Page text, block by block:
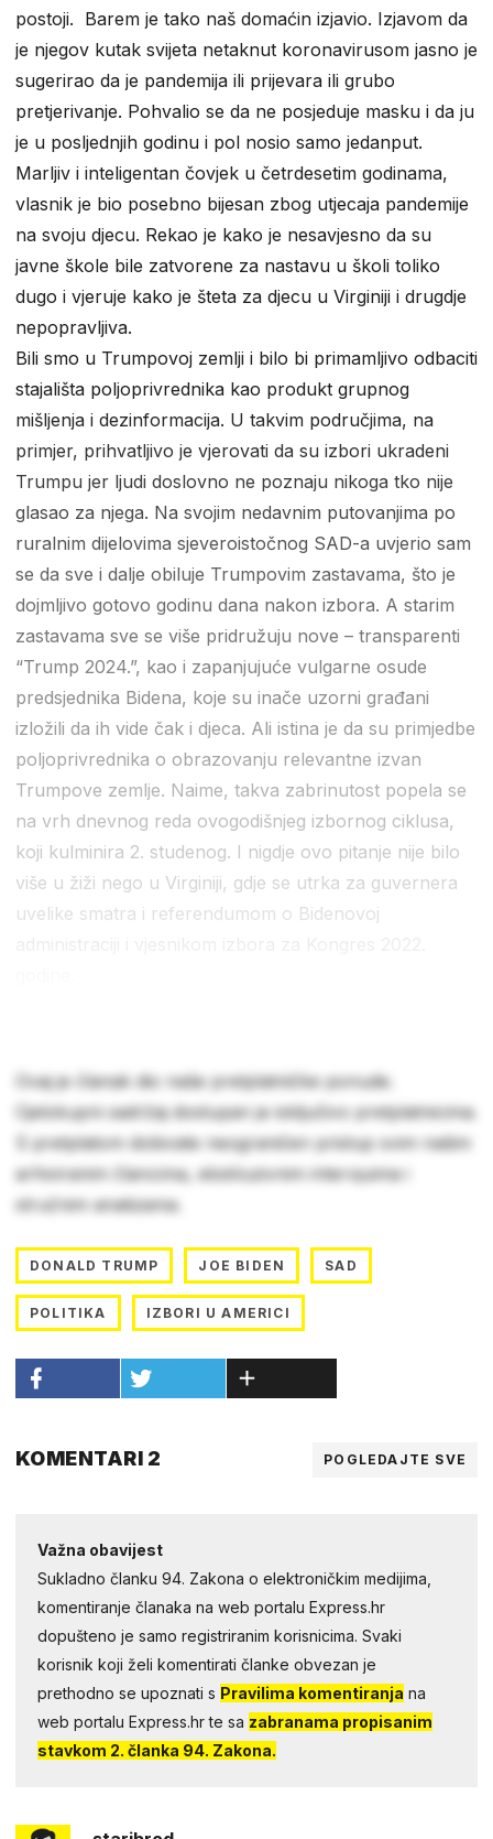
postoji. Barem je tako naš domaćin izjavio. Izjavom da
je njegov kutak svijeta netaknut koronavirusom jasno je
sugerirao da je pandemija ili prijevara ili grubo
pretjerivanje. Pohvalio se da ne posjeduje masku i da ju
je u posljednjih godinu i pol nosio samo jedanput.
Marljiv i inteligentan čovjek u četrdesetim godinama,
vlasnik je bio posebno bijesan zbog utjecaja pandemije
na svoju djecu. Rekao je kako je nesavjesno da su
javne škole bile zatvorene za nastavu u školi toliko
dugo i vjeruje kako je šteta za djecu u Virginiji i drugdje
nepopravljiva.
Bili smo u Trumpovoj zemlji i bilo bi primamljivo odbaciti
stajališta poljoprivrednika kao produkt grupnog
mišljenja i dezinformacija. U takvim područjima, na
primjer, prihvatljivo je vjerovati da su izbori ukradeni
Trumpu jer ljudi doslovno ne poznaju nikoga tko nije
glasao za njega. Na svojim nedavnim putovanjima po
ruralnim dijelovima sjeveroistočnog SAD-a uvjerio sam
se da sve i dalje obiluje Trumpovim zastavama, što je
dojmljivo gotovo godinu dana nakon izbora. A starim
zastavama sve se više pridružuju nove – transparenti
“Trump 2024.”, kao i zapanjujuće vulgarne osude
predsjednika Bidena, koje su inače uzorni građani
izložili da ih vide čak i djeca. Ali istina je da su primjedbe
poljoprivrednika o obrazovanju relevantne izvan
Trumpove zemlje. Naime, takva zabrinutost popela se
na vrh dnevnog reda ovogodišnjeg izbornog ciklusa,
koji kulminira 2. studenog. I nigdje ovo pitanje nije bilo
više u žiži nego u Virginiji, gdje se utrka za guvernera
uvelike smatra i referendumom o Bidenovoj
Ovaj je članak dio naše pretplatničke ponude.
Cjelokupni sadržaj dostupan je isključivo pretplatnicima.
S pretplatom dobivate neograničen pristup svim našim
arhiviranim člancima, ekskluzivnim intervjuima i
stručnim analizama.
DONALD TRUMP JOE BIDEN SAD
POLITIKA IZBORI U AMERICI
KOMENTARI 2 POGLEDAJTE SVE
Važna obavijest
Sukladno članku 94. Zakona o elektroničkim medijima,
komentiranje članaka na web portalu Express.hr
dopušteno je samo registriranim korisnicima. Svaki
korisnik koji želi komentirati članke obvezan je
prethodno se upoznati s Pravilima komentiranja na
web portalu Express.hr te sa zabranama propisanim
stavkom 2. članka 94. Zakona.